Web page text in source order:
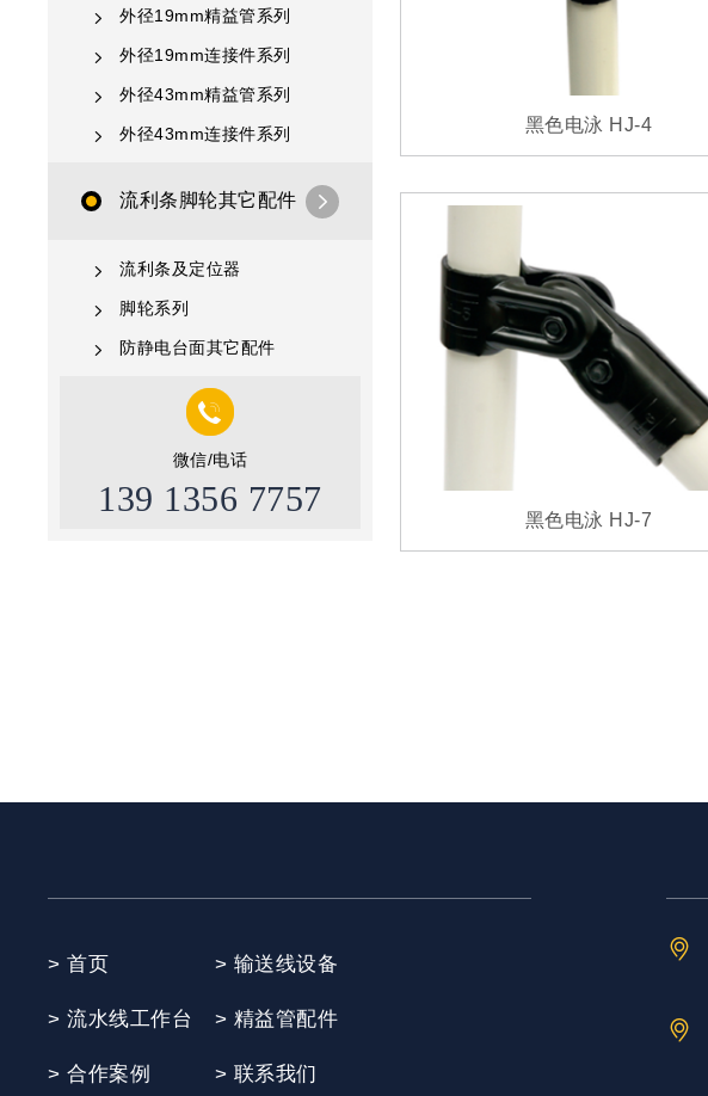
外径19mm精益管系列
外径19mm连接件系列
外径43mm精益管系列
外径43mm连接件系列
流利条脚轮其它配件
流利条及定位器
脚轮系列
防静电台面其它配件
微信/电话
139 1356 7757
黑色电泳 HJ-4
黑色电泳 HJ-7
> 首页 > 输送线设备
> 流水线工作台 > 精益管配件
> 合作案例 > 联系我们